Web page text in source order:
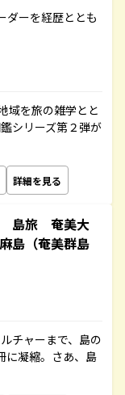
ダーを経歴ととも
域を旅の雑学とと
シリーズ第２弾が
詳細を見る
島旅 奄美大
（奄美群島
チャーまで、島の
に凝縮。さあ、島